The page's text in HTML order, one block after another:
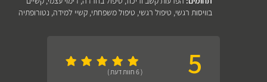
בוויסות רגשי, טיפול רגשי, טיפול משפחתי, קשיי למידה, נטורופתיה
5 ( 6 חוות דעת )